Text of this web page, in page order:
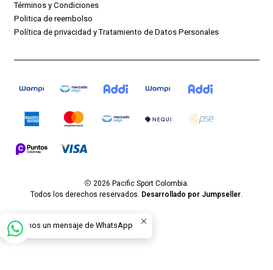
Términos y Condiciones
Politica de reembolso
Política de privacidad y Tratamiento de Datos Personales
2026 Pacific Sport Colombia.
Todos los derechos reservados. Desarrollado por Jumpseller
Envíanos un mensaje de WhatsApp